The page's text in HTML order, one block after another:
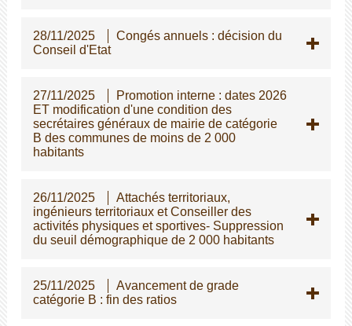
28/11/2025
Congés annuels : décision du
Conseil d'Etat
27/11/2025
Promotion interne : dates 2026
ET modification d'une condition des
secrétaires généraux de mairie de catégorie
B des communes de moins de 2 000
habitants
26/11/2025
Attachés territoriaux,
ingénieurs territoriaux et Conseiller des
activités physiques et sportives- Suppression
du seuil démographique de 2 000 habitants
25/11/2025
Avancement de grade
catégorie B : fin des ratios